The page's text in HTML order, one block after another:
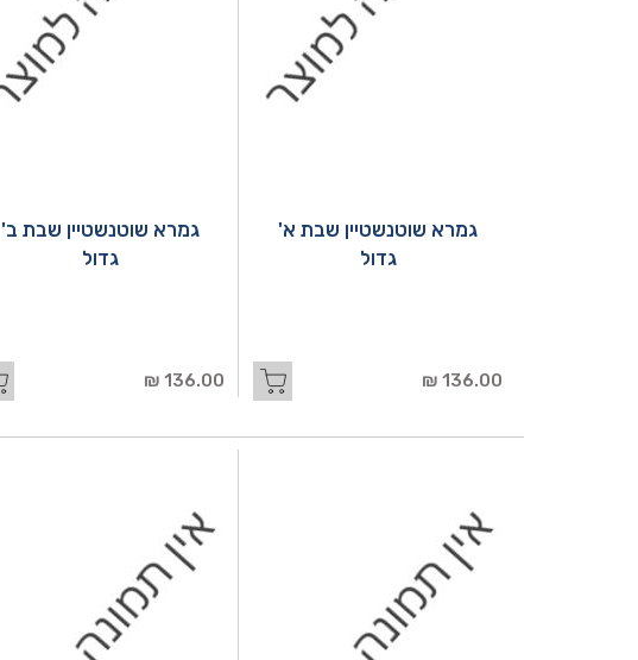
גמרא שוטנשטיין שבת א'
גדול
136.00 ₪
גמרא שוטנשטיין שבת ב'
גדול
136.00 ₪